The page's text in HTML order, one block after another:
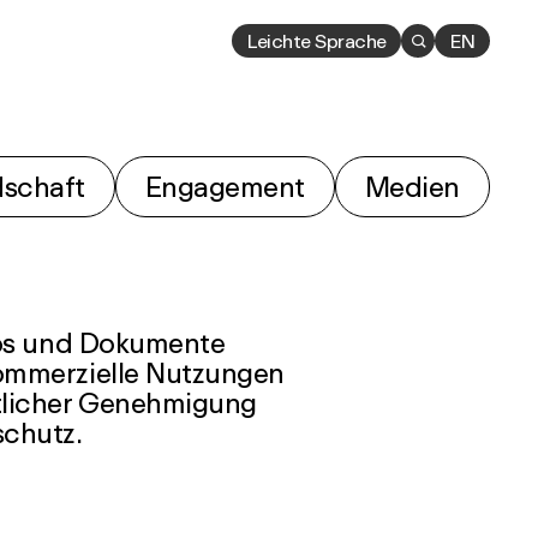
Leichte Sprache  EN
Engagement Medien
und Dokumente
Nutzungen
Genehmigung